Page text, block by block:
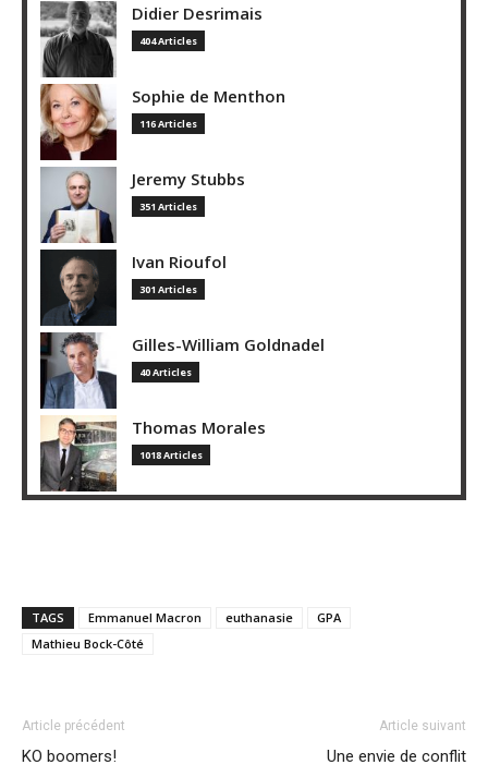
Didier Desrimais
404 Articles
Sophie de Menthon
116 Articles
Jeremy Stubbs
351 Articles
Ivan Rioufol
301 Articles
Gilles-William Goldnadel
40 Articles
Thomas Morales
1018 Articles
TAGS Emmanuel Macron euthanasie
GPA
Mathieu Bock-Côté
Article précédent
KO boomers!
Article suivant
Une envie de conflit